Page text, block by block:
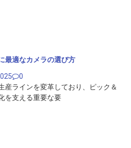
最適なカメラの選び方
0
産ラインを変革しており、ピック＆
を支える重要な要